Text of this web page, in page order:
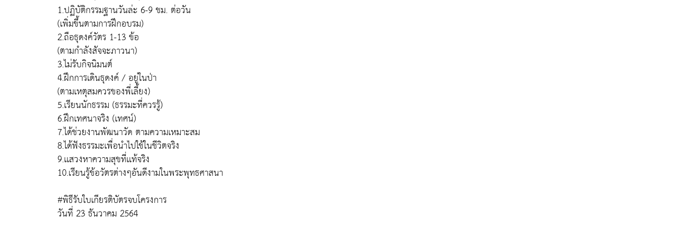
1.ปฏิบัติกรรมฐานวันล่ะ 6-9 ชม. ต่อวัน
(เพิ่มขึ้นตามการฝึกอบรม)
2.ถือธุดงค์วัตร 1-13 ข้อ
(ตามกำลังสัจจะภาวนา)
3.ไม่รับกิจนิมนต์
4.ฝึกการเดินธุดงค์ / อยู่ในป่า
(ตามเหตุสมควรของพี่เลี้ยง)
5.เรียนนักธรรม (ธรรมะที่ควรรู้)
6.ฝึกเทศนาจริง (เทศน์)
7.ได้ช่วยงานพัฒนาวัด ตามความเหมาะสม
8.ได้ฟังธรรมะเพื่อนำไปใช้ในชีวิตจริง
9.เเสวงหาความสุขที่เเท้จริง
10.เรียนรู้ข้อวัตรต่างๆอันดีงามในพระพุทธศาสนา
#พิธีรับใบเกียรติบัตรจบโครงการ
วันที่ 23 ธันวาคม 2564